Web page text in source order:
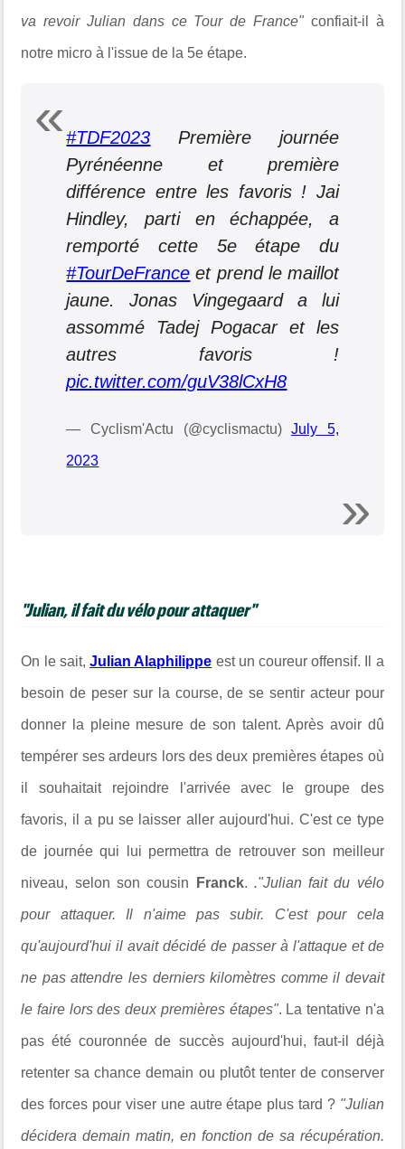
va revoir Julian dans ce Tour de France" confiait-il à
notre micro à l'issue de la 5e étape.
#TDF2023 Première journée
Pyrénéenne et première
différence entre les favoris ! Jai
Hindley, parti en échappée, a
remporté cette 5e étape du
#TourDeFrance et prend le maillot
jaune. Jonas Vingegaard a lui
assommé Tadej Pogacar et les
autres favoris !
pic.twitter.com/guV38lCxH8
— Cyclism'Actu (@cyclismactu)July 5,
2023
"Julian, il fait du vélo pour attaquer"
On le sait,Julian Alaphilippe est un coureur offensif. Il a
besoin de peser sur la course, de se sentir acteur pour
donner la pleine mesure de son talent. Après avoir dû
tempérer ses ardeurs lors des deux premières étapes où
il souhaitait rejoindre l'arrivée avec le groupe des
favoris, il a pu se laisser aller aujourd'hui. C'est ce type
de journée qui lui permettra de retrouver son meilleur
niveau, selon son cousin Franck. ."Julian fait du vélo
pour attaquer. Il n'aime pas subir. C'est pour cela
qu'aujourd'hui il avait décidé de passer à l'attaque et de
ne pas attendre les derniers kilomètres comme il devait
le faire lors des deux premières étapes". La tentative n'a
pas été couronnée de succès aujourd'hui, faut-il déjà
retenter sa chance demain ou plutôt tenter de conserver
des forces pour viser une autre étape plus tard ? "Julian
décidera demain matin, en fonction de sa récupération.